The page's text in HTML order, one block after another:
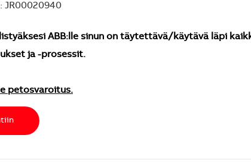
JR00020940
ABB:lle sinun on täytettävä/käytävä läpi
ja -prosessit.
petosvaroitus.